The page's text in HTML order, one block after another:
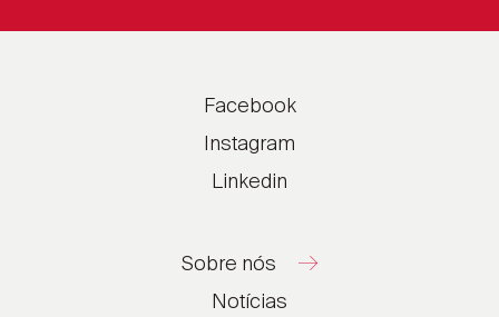
Facebook
Instagram
Linkedin
Sobre nós
Notícias